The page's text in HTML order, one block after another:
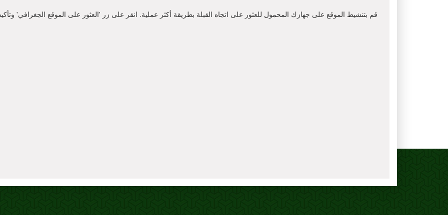
قم بتنشيط الموقع على جهازك المحمول للعثور على اتجاه القبلة بطريقة أكثر عملية. انقر على زر 'العثور على الموقع الجغرافي'